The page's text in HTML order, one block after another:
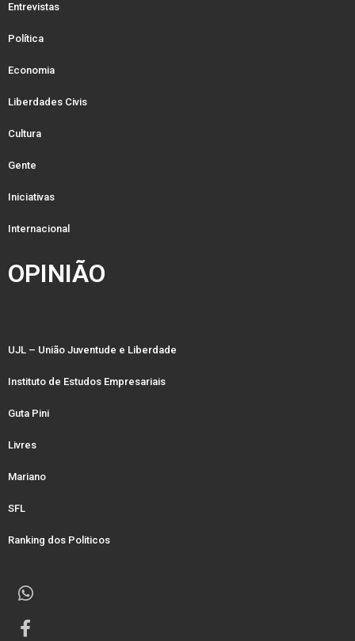
Entrevistas
Política
Economia
Liberdades Civis
Cultura
Gente
Iniciativas
Internacional
OPINIÃO
UJL – União Juventude e Liberdade
Instituto de Estudos Empresariais
Guta Pini
Livres
Mariano
SFL
Ranking dos Politicos